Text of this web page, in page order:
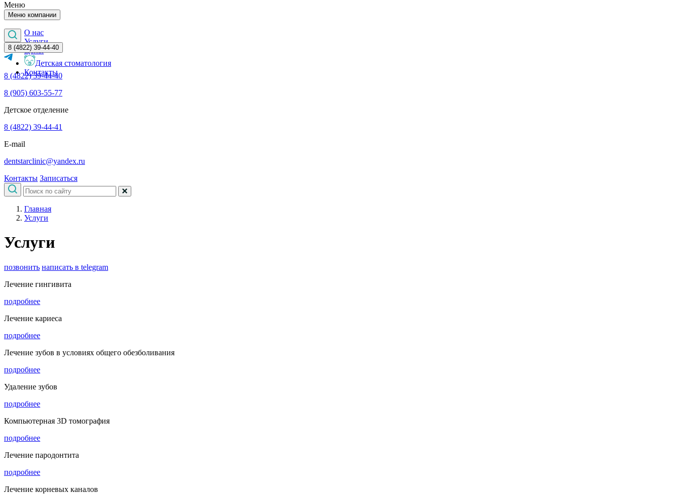
Меню
Меню компании
О нас
Услуги
Цены
Детская стоматология
Контакты
8 (4822) 39-44-40
8 (4822) 39-44-40
8 (905) 603-55-77
Детское отделение
8 (4822) 39-44-41
E-mail
dentstarclinic@yandex.ru
Контакты Записаться
Главная
Услуги
Услуги
позвонить написать в telegram
Лечение гингивита
подробнее
Лечение кариеса
подробнее
Лечение зубов в условиях общего обезболивания
подробнее
Удаление зубов
подробнее
Компьютерная 3D томография
подробнее
Лечение пародонтита
подробнее
Лечение корневых каналов